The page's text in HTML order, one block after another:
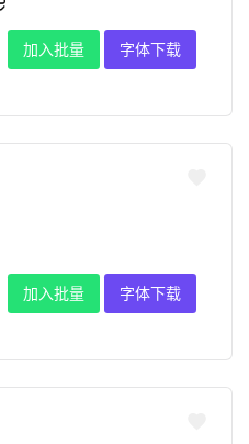
加入批量 字体下载
加入批量 字体下载